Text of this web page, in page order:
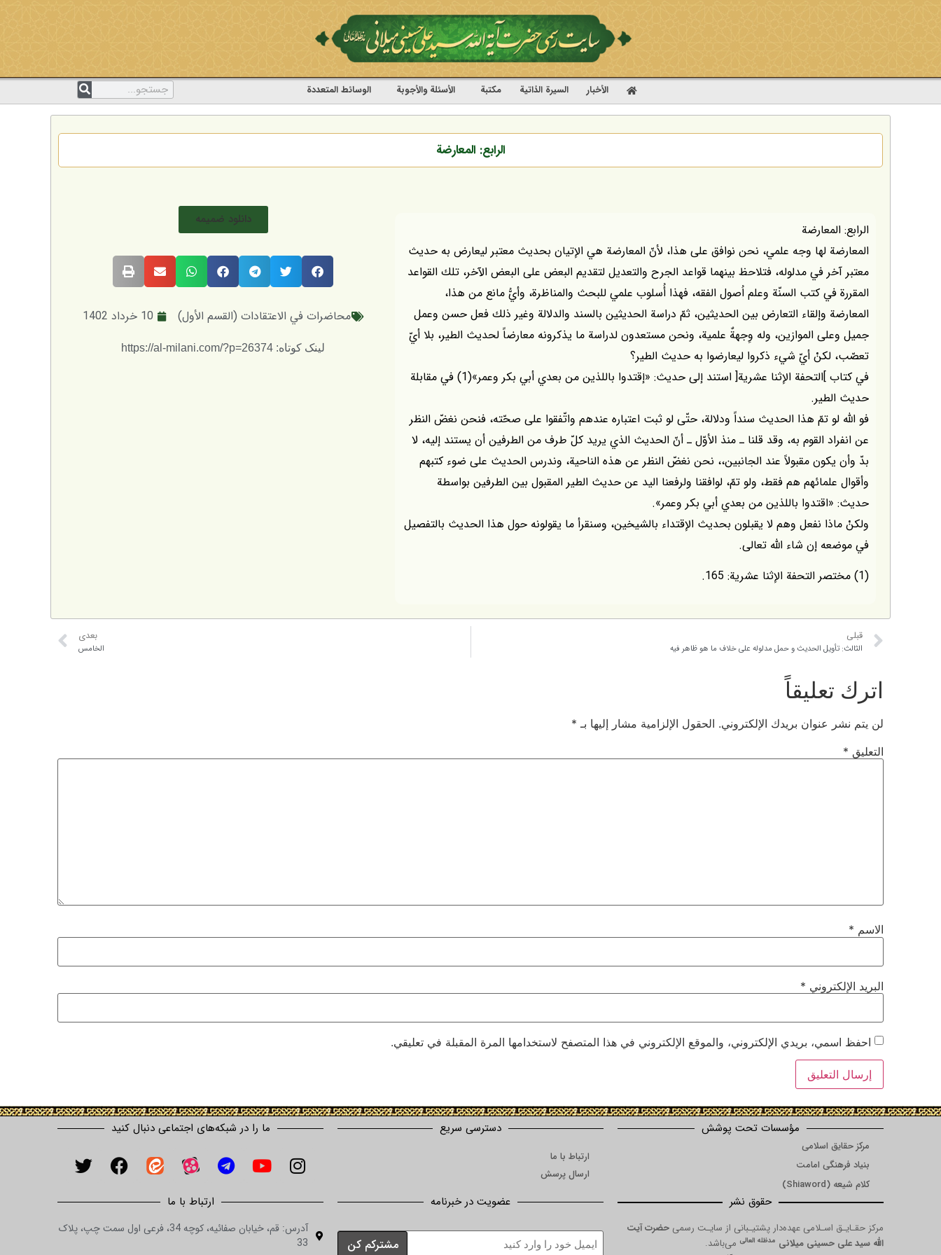
الأخبار السيرة الذاتية مکتبة الأسئلة والأجوبة الوسائط المتعددة
الرابع: المعارضة
الرابع: المعارضة
المعارضة لها وجه علمي، نحن نوافق على هذا، لأنّ المعارضة هي الإتيان بحديث معتبر ليعارض به حديث
معتبر آخر في مدلوله، فتلاحظ بينهما قواعد الجرح والتعديل لتقديم البعض على البعض الآخر، تلك القواعد
المقررة في كتب السنّة وعلم اُصول الفقه، فهذا أُسلوب علمي للبحث والمناظرة، وأيُّ مانع من هذا،
المعارضة وإلقاء التعارض بين الحديثين، ثمّ دراسة الحديثين بالسند والدلالة وغير ذلك فعل حسن وعمل
جميل وعلى الموازين، وله وِجهةٌ علمية، ونحن مستعدون لدراسة ما يذكرونه معارضاً لحديث الطير، بلا أيّ
تعصّب، لكنْ أيّ شيء ذكروا ليعارضوا به حديث الطير؟
في كتاب ]التحفة الإثنا عشرية[ استند إلى حديث: «إقتدوا باللذين من بعدي أبي بكر وعمر»(1) في مقابلة
حديث الطير.
فو اللّه لو تمّ هذا الحديث سنداً ودلالة، حتّى لو ثبت اعتباره عندهم واتّفقوا على صحّته، فنحن نغضّ النظر
عن انفراد القوم به، وقد قلنا ـ منذ الأوّل ـ أنّ الحديث الذي يريد كلّ طرف من الطرفين أن يستند إليه، لا
بدّ وأن يكون مقبولاً عند الجانبين،، نحن نغضّ النظر عن هذه الناحية، وندرس الحديث على ضوء كتبهم
وأقوال علمائهم هم فقط، ولو تمّ، لوافقنا ولرفعنا اليد عن حديث الطير المقبول بين الطرفين بواسطة
حديث: «اقتدوا باللذين من بعدي أبي بكر وعمر».
ولكنْ ماذا نفعل وهم لا يقبلون بحديث الإقتداء بالشيخين، وسنقرأ ما يقولونه حول هذا الحديث بالتفصيل
في موضعه إن شاء اللّه تعالى.
(1) مختصر التحفة الإثنا عشرية: 165.
دانلود ضمیمه
محاضرات في الاعتقادات (القسم الأول) 10 خرداد 1402
لینک کوتاه: https://al-milani.com/?p=26374
قبلی
الثالث: تأويل الحديث و حمل مدلوله على خلاف ما هو ظاهر فيه
بعدی
الخامس
اترك تعليقاً
لن يتم نشر عنوان بريدك الإلكتروني. الحقول الإلزامية مشار إليها بـ *
التعليق *
الاسم *
البريد الإلكتروني *
احفظ اسمي، بريدي الإلكتروني، والموقع الإلكتروني في هذا المتصفح لاستخدامها المرة المقبلة في تعليقي.
مؤسسات تحت پوشش
مرکز حقایق اسلامی
بنیاد فرهنگی امامت
کلام شیعه (Shiaword)
حقوق نشر
مرکز حقـایـق اسـلامی عهده‌دار پشتیـبانی از سایـت رسمی حضرت آیت
الله سید علی حسینی میلانی مدظله العالی می‌باشد.
دسترسی سریع
ارتباط با ما
ارسال پرسش
عضویت در خبرنامه
ما را در شبکه‌های اجتماعی دنبال کنید
ارتباط با ما
آدرس: قم، خیابان صفائیه، کوچه 34، فرعی اول سمت چپ، پلاک
33